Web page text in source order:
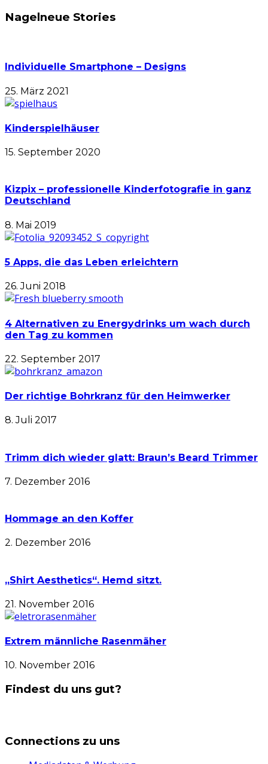
Nagelneue Stories
Individuelle Smartphone – Designs
25. März 2021
Kinderspielhäuser
15. September 2020
Kizpix – professionelle Kinderfotografie in ganz
Deutschland
8. Mai 2019
5 Apps, die das Leben erleichtern
26. Juni 2018
4 Alternativen zu Energydrinks um wach durch
den Tag zu kommen
22. September 2017
Der richtige Bohrkranz für den Heimwerker
8. Juli 2017
Trimm dich wieder glatt: Braun’s Beard Trimmer
7. Dezember 2016
Hommage an den Koffer
2. Dezember 2016
„Shirt Aesthetics“. Hemd sitzt.
21. November 2016
Extrem männliche Rasenmäher
10. November 2016
Findest du uns gut?
Connections zu uns